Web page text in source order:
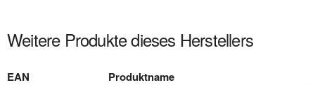
Weitere Produkte dieses Herstellers
EAN Produktname